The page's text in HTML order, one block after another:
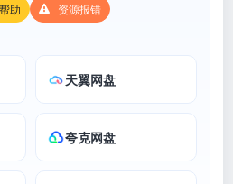
助 资源报错
天翼网盘
夸克网盘